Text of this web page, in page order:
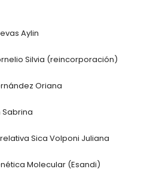
Aylin
Silvia (reincorporación)
Oriana
Sabrina
Sica Volponi Juliana
Molecular (Esandi)